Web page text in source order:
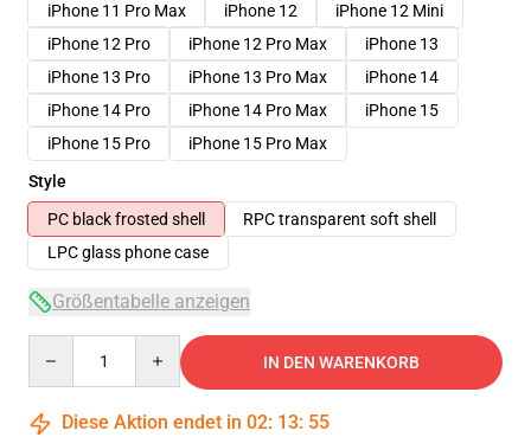
iPhone 11 Pro Max
iPhone 12
iPhone 12 Mini
iPhone 12 Pro
iPhone 12 Pro Max
iPhone 13
iPhone 13 Pro
iPhone 13 Pro Max
iPhone 14
iPhone 14 Pro
iPhone 14 Pro Max
iPhone 15
iPhone 15 Pro
iPhone 15 Pro Max
Style
PC black frosted shell
RPC transparent soft shell
LPC glass phone case
Größentabelle anzeigen
IN DEN WARENKORB
Diese Aktion endet in 02: 13: 54